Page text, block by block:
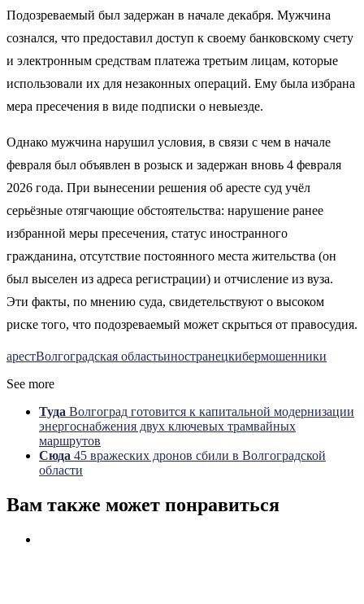
Подозреваемый был задержан в начале декабря. Мужчина
сознался, что предоставил доступ к своему банковскому счету
и электронным средствам платежа третьим лицам, которые
использовали их для незаконных операций. Ему была избрана
мера пресечения в виде подписки о невыезде.
Однако мужчина нарушил условия, в связи с чем в начале
февраля был объявлен в розыск и задержан вновь 4 февраля
2026 года. При вынесении решения об аресте суд учёл
серьёзные отягчающие обстоятельства: нарушение ранее
избранной меры пресечения, статус иностранного
гражданина, отсутствие постоянного места жительства (он
был выселен из адреса регистрации) и отчисление из вуза.
Эти факты, по мнению суда, свидетельствуют о высоком
риске того, что подозреваемый может скрыться от правосудия.
арестВолгоградская областьиностранецкибермошенники
See more
Туда Волгоград готовится к капитальной модернизации
энергоснабжения двух ключевых трамвайных
маршрутов
Сюда 45 вражеских дронов сбили в Волгоградской
области
Вам также может понравиться